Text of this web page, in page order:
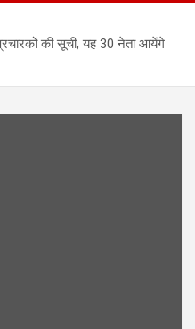
की सूची, यह 30 नेता आयेंगे